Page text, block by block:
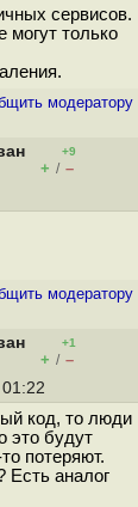
сервисов.
могут только
модератору
+9
+ / –
модератору
+1
+ / –
код, то люди
это будут
потеряют.
Есть аналог